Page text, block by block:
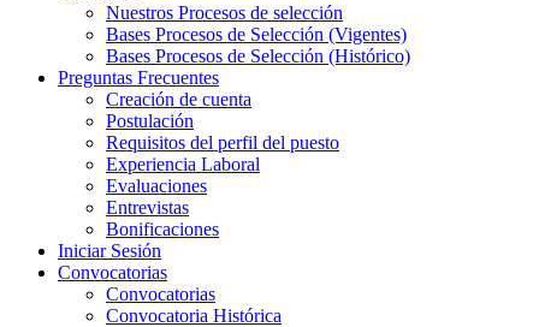
Nuestros Procesos de selección
Bases Procesos de Selección (Vigentes)
Bases Procesos de Selección (Histórico)
Preguntas Frecuentes
Creación de cuenta
Postulación
Requisitos del perfil del puesto
Experiencia Laboral
Evaluaciones
Entrevistas
Bonificaciones
Iniciar Sesión
Convocatorias
Convocatorias
Convocatoria Histórica